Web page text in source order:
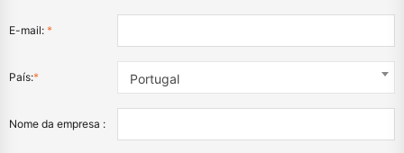
E-mail: *
País:* Portugal
Nome da empresa :